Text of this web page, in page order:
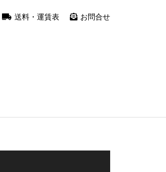
送料・運賃表 お問合せ